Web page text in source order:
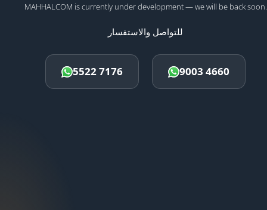
MAHHALCOM is currently under development — we will be back soon.
للتواصل والاستفسار
5522 7176 9003 4660